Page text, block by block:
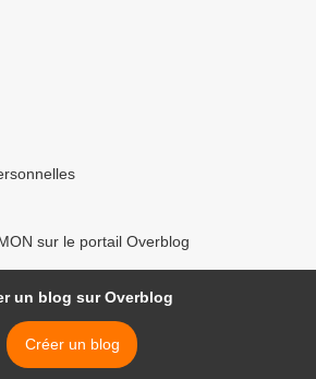
sur le portail Overblog
un blog sur Overblog
Créer un blog